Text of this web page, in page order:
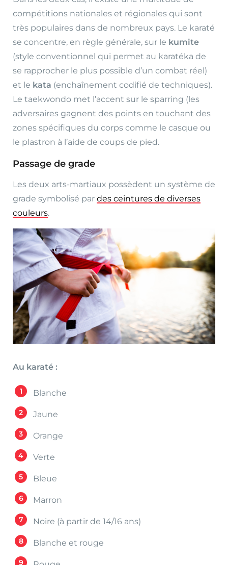
compétitions nationales et régionales qui sont
très populaires dans de nombreux pays. Le karaté
se concentre, en règle générale, sur le kumite
(style conventionnel qui permet au karatéka de
se rapprocher le plus possible d’un combat réel)
et le kata (enchaînement codifié de techniques).
Le taekwondo met l’accent sur le sparring (les
adversaires gagnent des points en touchant des
zones spécifiques du corps comme le casque ou
le plastron à l’aide de coups de pied.
Passage de grade
Les deux arts-martiaux possèdent un système de
grade symbolisé par des ceintures de diverses
couleurs.
Au karaté :
Blanche
Jaune
Orange
Verte
Bleue
Marron
Noire (à partir de 14/16 ans)
Blanche et rouge